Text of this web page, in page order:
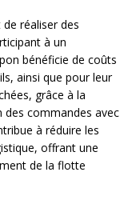
réaliser des
à un
bénéficie de coûts
ainsi que pour leur
grâce à la
commandes avec
à réduire les
offrant une
de la flotte